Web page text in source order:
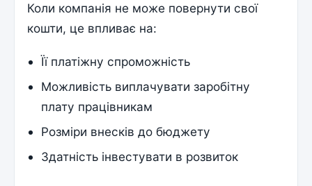
Коли компанія не може повернути свої
кошти, це впливає на:
Її платіжну спроможність
Можливість виплачувати заробітну
плату працівникам
Розміри внесків до бюджету
Здатність інвестувати в розвиток